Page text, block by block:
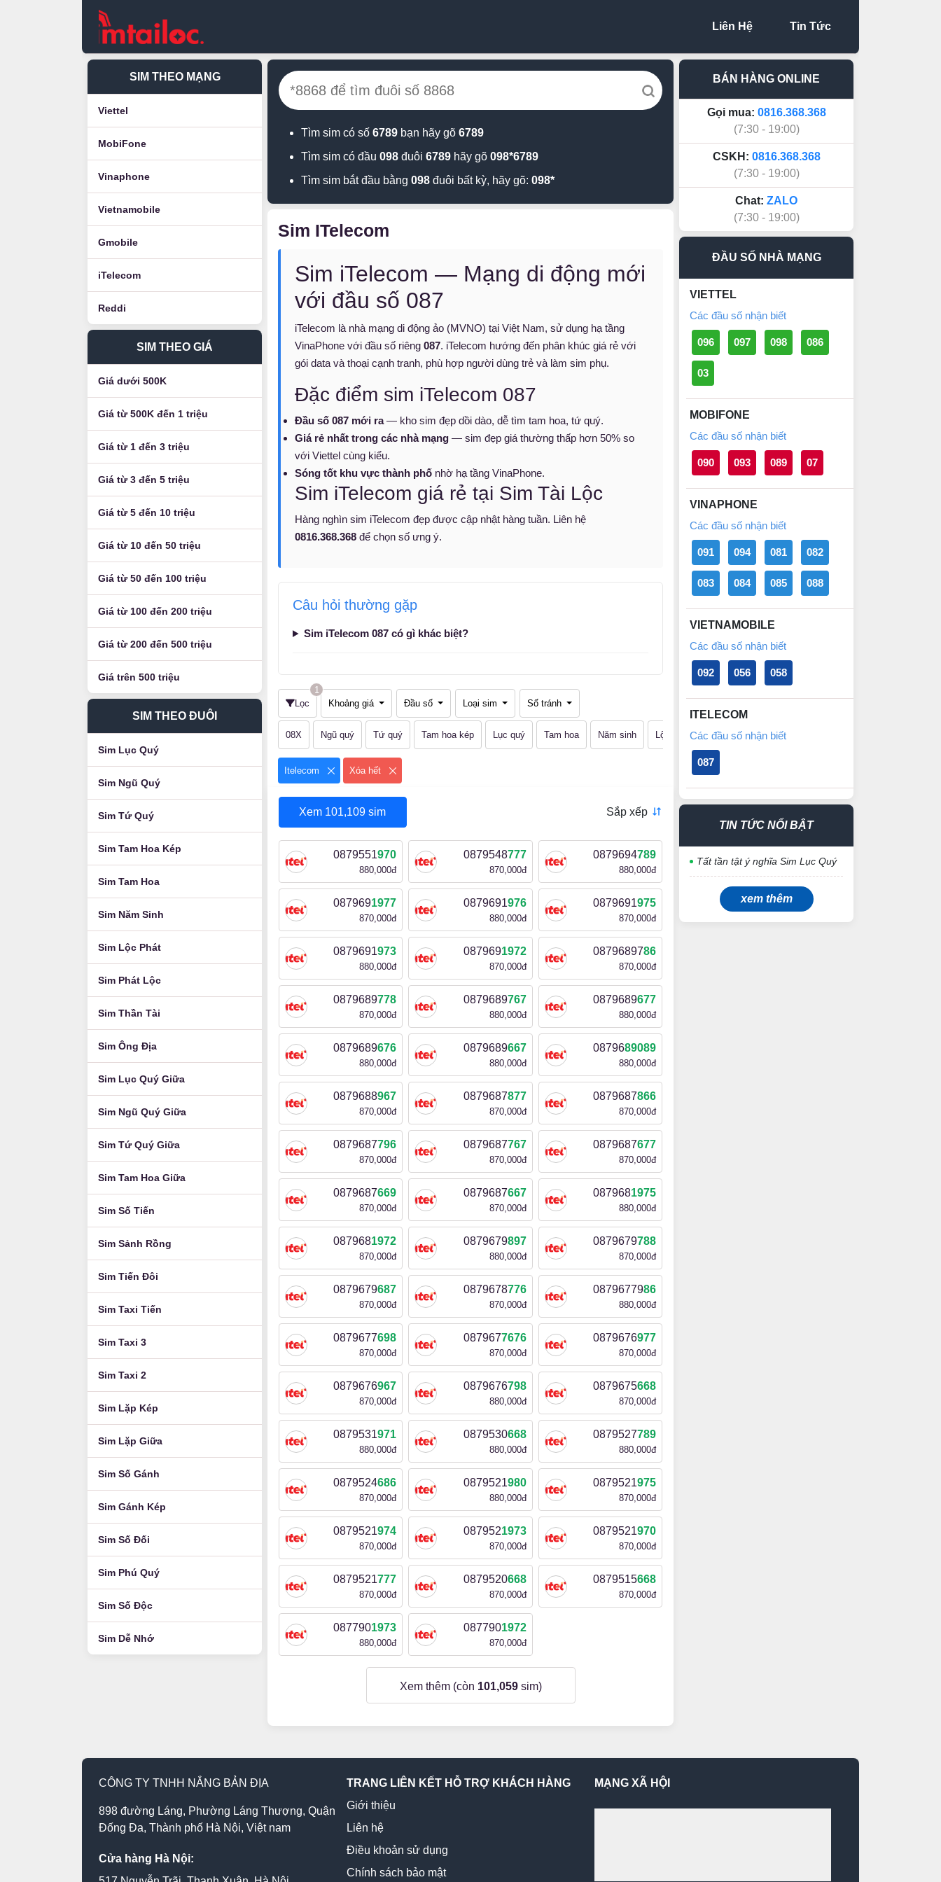
Liên Hệ Tin Tức
SIM THEO MẠNG
Viettel
MobiFone
Vinaphone
Vietnamobile
Gmobile
iTelecom
Reddi
SIM THEO GIÁ
Giá dưới 500K
Giá từ 500K đến 1 triệu
Giá từ 1 đến 3 triệu
Giá từ 3 đến 5 triệu
Giá từ 5 đến 10 triệu
Giá từ 10 đến 50 triệu
Giá từ 50 đến 100 triệu
Giá từ 100 đến 200 triệu
Giá từ 200 đến 500 triệu
Giá trên 500 triệu
SIM THEO ĐUÔI
Sim Lục Quý
Sim Ngũ Quý
Sim Tứ Quý
Sim Tam Hoa Kép
Sim Tam Hoa
Sim Năm Sinh
Sim Lộc Phát
Sim Phát Lộc
Sim Thần Tài
Sim Ông Địa
Sim Lục Quý Giữa
Sim Ngũ Quý Giữa
Sim Tứ Quý Giữa
Sim Tam Hoa Giữa
Sim Số Tiến
Sim Sảnh Rồng
Sim Tiến Đôi
Sim Taxi Tiến
Sim Taxi 3
Sim Taxi 2
Sim Lặp Kép
Sim Lặp Giữa
Sim Số Gánh
Sim Gánh Kép
Sim Số Đối
Sim Phú Quý
Sim Số Độc
Sim Dễ Nhớ
Tìm sim có số 6789 bạn hãy gõ 6789
Tìm sim có đầu 098 đuôi 6789 hãy gõ 098*6789
Tìm sim bắt đầu bằng 098 đuôi bất kỳ, hãy gõ: 098*
Sim ITelecom
Sim iTelecom — Mạng di động mới
với đầu số 087
iTelecom là nhà mạng di động ảo (MVNO) tại Việt Nam, sử dụng hạ tầng
VinaPhone với đầu số riêng 087. iTelecom hướng đến phân khúc giá rẻ với
gói data và thoại cạnh tranh, phù hợp người dùng trẻ và làm sim phụ.
Đặc điểm sim iTelecom 087
Đầu số 087 mới ra— kho sim đẹp dồi dào, dễ tìm tam hoa, tứ quý.
Giá rẻ nhất trong các nhà mạng — sim đẹp giá thường thấp hơn 50% so
với Viettel cùng kiểu.
Sóng tốt khu vực thành phố nhờ hạ tầng VinaPhone.
Sim iTelecom giá rẻ tại Sim Tài Lộc
Hàng nghìn sim iTelecom đẹp được cập nhật hàng tuần. Liên hệ
0816.368.368 để chọn số ưng ý.
Câu hỏi thường gặp
Sim iTelecom 087 có gì khác biệt?
Lọc
1
Khoảng giá
Đầu số Loại sim Số tránh
08X Ngũ quý Tứ quý Tam hoa kép Lục quý Tam hoa Năm sinh Lộc phát Phát lộc Thần tài
Itelecom Xóa hết
Xem 101,109 sim Sắp xếp
0879551970
880,000đ
0879548777
870,000đ
0879694789
880,000đ
0879691977
870,000đ
0879691976
880,000đ
0879691975
870,000đ
0879691973
880,000đ
0879691972
870,000đ
0879689786
870,000đ
0879689778
870,000đ
0879689767
880,000đ
0879689677
880,000đ
0879689676
880,000đ
0879689667
880,000đ
0879689089
880,000đ
0879688967
870,000đ
0879687877
870,000đ
0879687866
870,000đ
0879687796
870,000đ
0879687767
870,000đ
0879687677
870,000đ
0879687669
870,000đ
0879687667
870,000đ
0879681975
880,000đ
0879681972
870,000đ
0879679897
880,000đ
0879679788
870,000đ
0879679687
870,000đ
0879678776
870,000đ
0879677986
880,000đ
0879677698
870,000đ
0879677676
870,000đ
0879676977
870,000đ
0879676967
870,000đ
0879676798
880,000đ
0879675668
870,000đ
0879531971
880,000đ
0879530668
880,000đ
0879527789
880,000đ
0879524686
870,000đ
0879521980
880,000đ
0879521975
870,000đ
0879521974
870,000đ
0879521973
870,000đ
0879521970
870,000đ
0879521777
870,000đ
0879520668
870,000đ
0879515668
870,000đ
0877901973
880,000đ
0877901972
870,000đ
Xem thêm (còn 101,059 sim)
BÁN HÀNG ONLINE
Gọi mua: 0816.368.368
(7:30 - 19:00)
CSKH: 0816.368.368
(7:30 - 19:00)
Chat: ZALO
(7:30 - 19:00)
ĐẦU SỐ NHÀ MẠNG
VIETTEL
Các đầu số nhận biết
096 097 098 086
03
MOBIFONE
Các đầu số nhận biết
090 093 089 07
VINAPHONE
Các đầu số nhận biết
091 094 081 082
083 084 085 088
VIETNAMOBILE
Các đầu số nhận biết
092 056 058
ITELECOM
Các đầu số nhận biết
087
TIN TỨC NỔI BẬT
Tất tần tật ý nghĩa Sim Lục Quý
xem thêm
CÔNG TY TNHH NẮNG BẢN ĐỊA
898 đường Láng, Phường Láng Thượng, Quận
Đống Đa, Thành phố Hà Nội, Việt nam
Cửa hàng Hà Nội:
TRANG LIÊN KẾT HỖ TRỢ KHÁCH HÀNG
Giới thiệu
Liên hệ
Điều khoản sử dụng
Chính sách bảo mật
MẠNG XÃ HỘI